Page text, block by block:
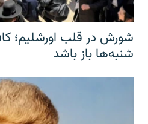
شورش در قلب اورشلیم؛
شنبه‌ها باز باشد